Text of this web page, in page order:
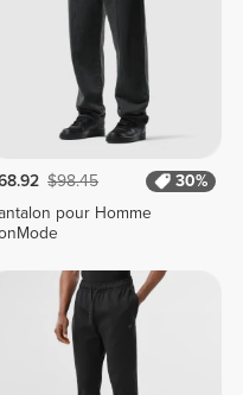
$98.45
30%
pour Homme